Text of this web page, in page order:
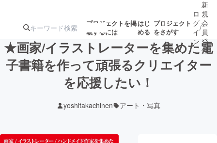
プロジェクトを掲
載するには
はじ
める
プロジェクト
をさがす
注目のリ 注目の新着プロ
ジェクト
募集終了が近いプ
ロ
グ
イ
ン
/
新
規
会
員
登
録
★画家/イラストレーターを集めた電
子書籍を作って頑張るクリエイター
を応援したい！
yoshitakachinen アート・写真